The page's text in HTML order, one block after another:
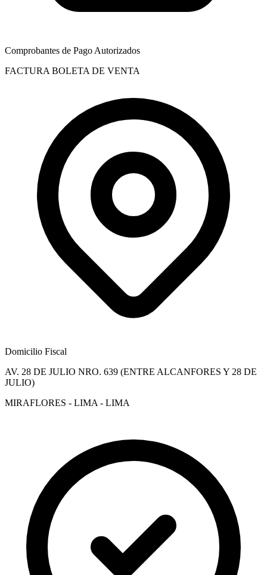
Comprobantes de Pago Autorizados
FACTURA BOLETA DE VENTA
Domicilio Fiscal
AV. 28 DE JULIO NRO. 639 (ENTRE ALCANFORES Y 28 DE
JULIO)
MIRAFLORES - LIMA - LIMA